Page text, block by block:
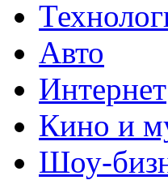
Авто
Интернет
Кино и
Шоу-